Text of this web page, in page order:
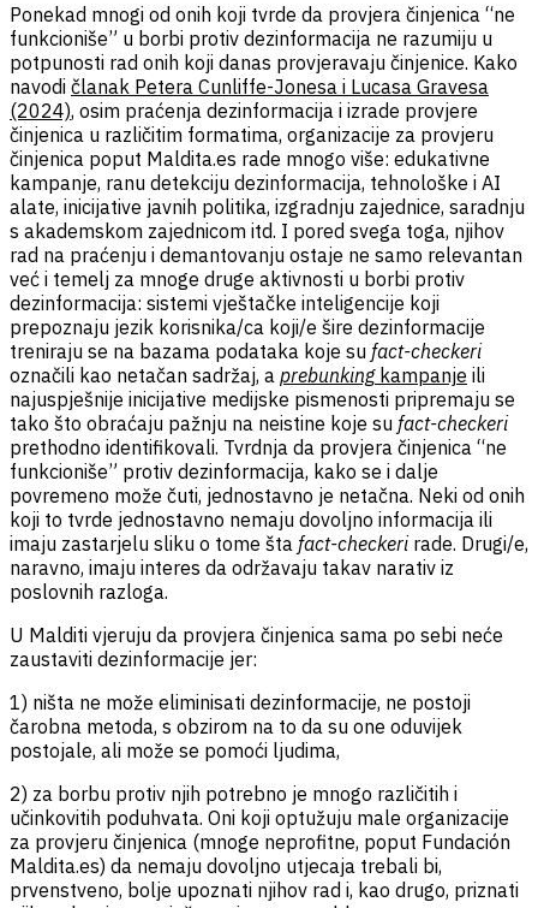
Ponekad mnogi od onih koji tvrde da provjera činjenica “ne
funkcioniše” u borbi protiv dezinformacija ne razumiju u
potpunosti rad onih koji danas provjeravaju činjenice. Kako
navodi članak Petera Cunliffe-Jonesa i Lucasa Gravesa
(2024), osim praćenja dezinformacija i izrade provjere
činjenica u različitim formatima, organizacije za provjeru
činjenica poput Maldita.es rade mnogo više: edukativne
kampanje, ranu detekciju dezinformacija, tehnološke i AI
alate, inicijative javnih politika, izgradnju zajednice, saradnju
s akademskom zajednicom itd. I pored svega toga, njihov
rad na praćenju i demantovanju ostaje ne samo relevantan
već i temelj za mnoge druge aktivnosti u borbi protiv
dezinformacija: sistemi vještačke inteligencije koji
prepoznaju jezik korisnika/ca koji/e šire dezinformacije
treniraju se na bazama podataka koje su fact-checkeri
označili kao netačan sadržaj, a prebunkingkampanje ili
najuspješnije inicijative medijske pismenosti pripremaju se
tako što obraćaju pažnju na neistine koje su fact-checkeri
prethodno identifikovali. Tvrdnja da provjera činjenica “ne
funkcioniše” protiv dezinformacija, kako se i dalje
povremeno može čuti, jednostavno je netačna. Neki od onih
koji to tvrde jednostavno nemaju dovoljno informacija ili
imaju zastarjelu sliku o tome šta fact-checkerirade. Drugi/e,
naravno, imaju interes da održavaju takav narativ iz
poslovnih razloga.
U Malditi vjeruju da provjera činjenica sama po sebi neće
zaustaviti dezinformacije jer:
1) ništa ne može eliminisati dezinformacije, ne postoji
čarobna metoda, s obzirom na to da su one oduvijek
postojale, ali može se pomoći ljudima,
2) za borbu protiv njih potrebno je mnogo različitih i
učinkovitih poduhvata. Oni koji optužuju male organizacije
za provjeru činjenica (mnoge neprofitne, poput Fundación
Maldita.es) da nemaju dovoljno utjecaja trebali bi,
prvenstveno, bolje upoznati njihov rad i, kao drugo, priznati